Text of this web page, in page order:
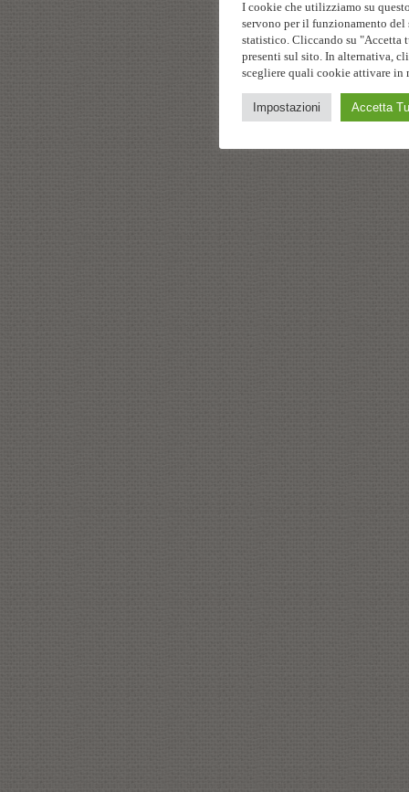
I cookie che utilizziamo su
servono per il funzionamento del
statistico. Cliccando su
presenti sul sito. In alternativa,
scegliere quali cookie attivare in
Impostazioni Accetta